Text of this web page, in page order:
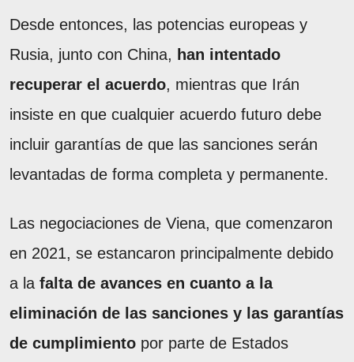
Desde entonces, las potencias europeas y
Rusia, junto con China, han intentado
recuperar el acuerdo, mientras que Irán
insiste en que cualquier acuerdo futuro debe
incluir garantías de que las sanciones serán
levantadas de forma completa y permanente.
Las negociaciones de Viena, que comenzaron
en 2021, se estancaron principalmente debido
a la falta de avances en cuanto a la
eliminación de las sanciones y las garantías
de cumplimiento por parte de Estados